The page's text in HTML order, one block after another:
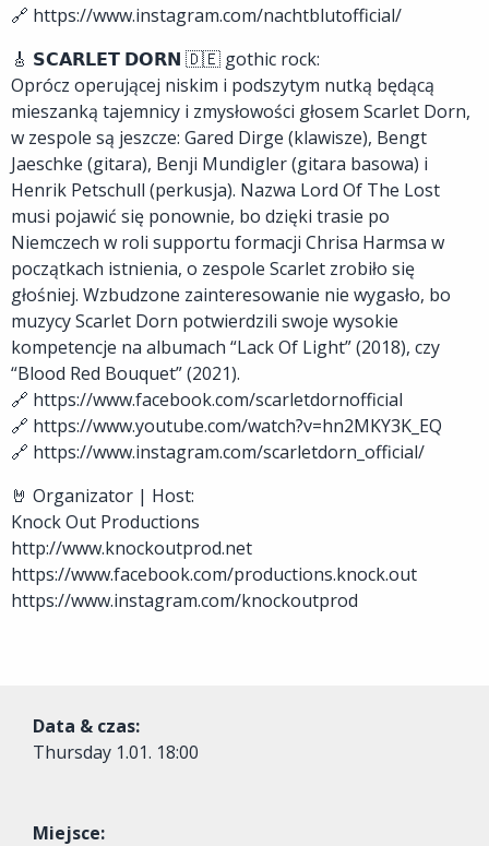
🔗 https://www.instagram.com/nachtblutofficial/
🎸 𝗦𝗖𝗔𝗥𝗟𝗘𝗧 𝗗𝗢𝗥𝗡 🇩🇪 gothic rock:
Oprócz operującej niskim i podszytym nutką będącą
mieszanką tajemnicy i zmysłowości głosem Scarlet Dorn,
w zespole są jeszcze: Gared Dirge (klawisze), Bengt
Jaeschke (gitara), Benji Mundigler (gitara basowa) i
Henrik Petschull (perkusja). Nazwa Lord Of The Lost
musi pojawić się ponownie, bo dzięki trasie po
Niemczech w roli supportu formacji Chrisa Harmsa w
początkach istnienia, o zespole Scarlet zrobiło się
głośniej. Wzbudzone zainteresowanie nie wygasło, bo
muzycy Scarlet Dorn potwierdzili swoje wysokie
kompetencje na albumach “Lack Of Light” (2018), czy
“Blood Red Bouquet” (2021).
🔗 https://www.facebook.com/scarletdornofficial
🔗 https://www.youtube.com/watch?v=hn2MKY3K_EQ
🔗 https://www.instagram.com/scarletdorn_official/
🤘 Organizator | Host:
Knock Out Productions
http://www.knockoutprod.net
https://www.facebook.com/productions.knock.out
https://www.instagram.com/knockoutprod
Data & czas:
Thursday 1.01. 18:00
Miejsce: